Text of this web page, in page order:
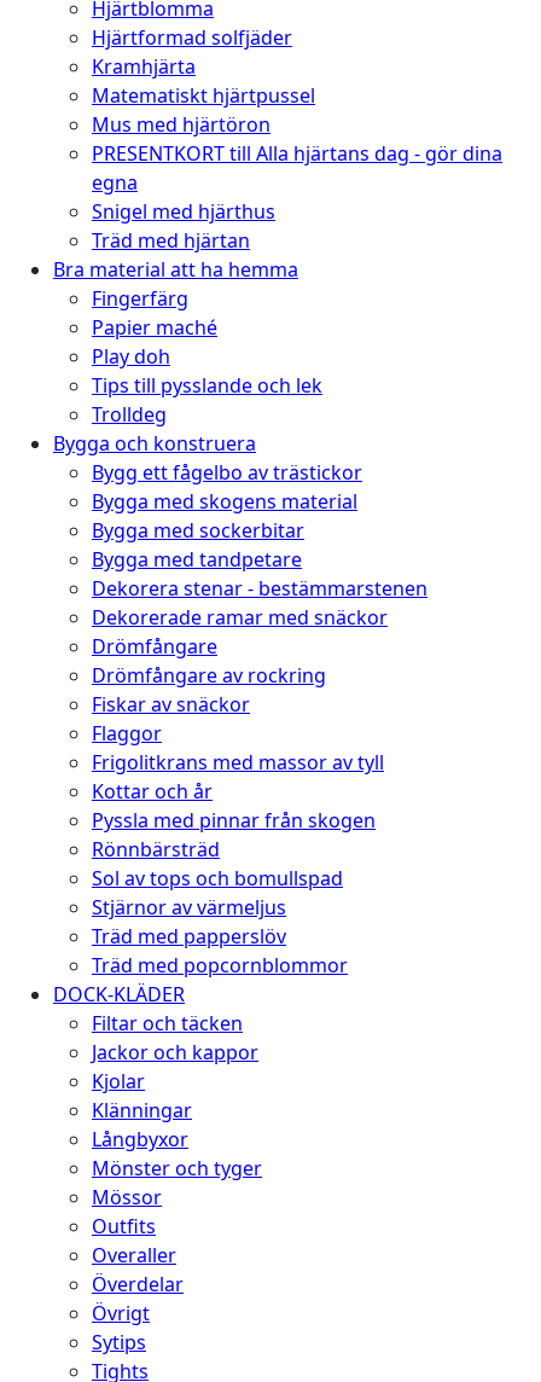
Hjärtblomma
Hjärtformad solfjäder
Kramhjärta
Matematiskt hjärtpussel
Mus med hjärtöron
PRESENTKORT till Alla hjärtans dag - gör dina
egna
Snigel med hjärthus
Träd med hjärtan
Bra material att ha hemma
Fingerfärg
Papier maché
Play doh
Tips till pysslande och lek
Trolldeg
Bygga och konstruera
Bygg ett fågelbo av trästickor
Bygga med skogens material
Bygga med sockerbitar
Bygga med tandpetare
Dekorera stenar - bestämmarstenen
Dekorerade ramar med snäckor
Drömfångare
Drömfångare av rockring
Fiskar av snäckor
Flaggor
Frigolitkrans med massor av tyll
Kottar och år
Pyssla med pinnar från skogen
Rönnbärsträd
Sol av tops och bomullspad
Stjärnor av värmeljus
Träd med papperslöv
Träd med popcornblommor
DOCK-KLÄDER
Filtar och täcken
Jackor och kappor
Kjolar
Klänningar
Långbyxor
Mönster och tyger
Mössor
Outfits
Overaller
Överdelar
Övrigt
Sytips
Tights